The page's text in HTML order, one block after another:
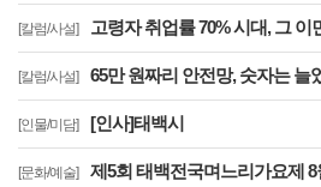
[칼럼/사설] 고령자 취업률 70% 시대, 그 이
[칼럼/사설] 65만 원짜리 안전망, 숫자는 늘었는데
[인물/미담] [인사]태백시
[문화/예술] 제5회 태백전국며느리가요제 8